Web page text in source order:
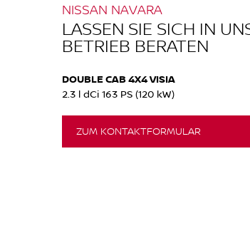
NISSAN NAVARA
LASSEN SIE SICH IN
BETRIEB BERATEN
DOUBLE CAB 4X4 VISIA
2.3 l dCi 163 PS (120 kW)
ZUM KONTAKTFORMULAR